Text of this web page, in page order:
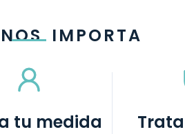
IMPORTA
tu medida